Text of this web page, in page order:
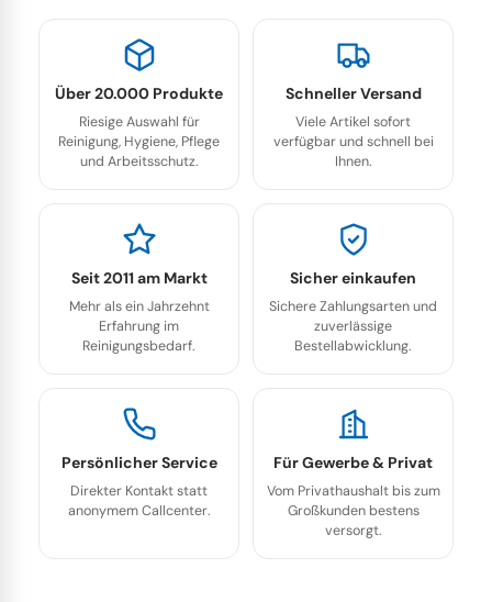
Über 20.000 Produkte
Riesige Auswahl für
Reinigung, Hygiene, Pflege
und Arbeitsschutz.
Schneller Versand
Viele Artikel sofort
verfügbar und schnell bei
Ihnen.
Seit 2011 am Markt
Mehr als ein Jahrzehnt
Erfahrung im
Reinigungsbedarf.
Sicher einkaufen
Sichere Zahlungsarten und
zuverlässige
Bestellabwicklung.
Persönlicher Service
Direkter Kontakt statt
anonymem Callcenter.
Für Gewerbe & Privat
Vom Privathaushalt bis zum
Großkunden bestens
versorgt.